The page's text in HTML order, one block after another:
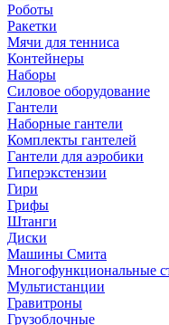
Роботы
Ракетки
Мячи для тенниса
Контейнеры
Наборы
Силовое оборудование
Гантели
Наборные гантели
Комплекты гантелей
Гантели для аэробики
Гиперэкстензии
Гири
Грифы
Штанги
Диски
Машины Смита
Многофункциональные
Мультистанции
Гравитроны
Грузоблочные